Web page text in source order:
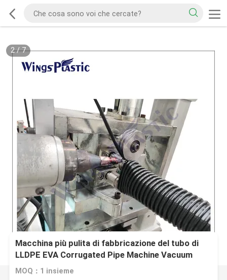
2/7
Macchina più pulita di fabbricazione del tubo di
LLDPE EVA Corrugated Pipe Machine Vacuum
MOQ：1 insieme